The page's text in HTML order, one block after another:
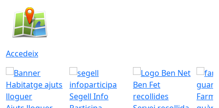
Accedeix
Segell Info